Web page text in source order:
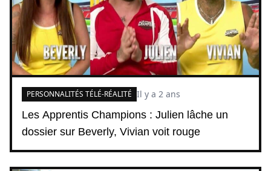
Les Apprentis Champions : Julien lâche un
dossier sur Beverly, Vivian voit rouge
PERSONNALITÉS TÉLÉ-RÉALITÉ Il y a 2 ans